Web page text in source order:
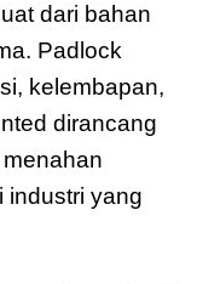
dari bahan
Padlock
kelembapan,
dirancang
industri yang